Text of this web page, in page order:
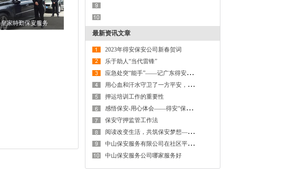
皇家特勤保安服务
最新资讯文章
2023年得安保安公司新春贺词
乐于助人“当代雷锋”
应
急处突“能手”——记广东得安保安公司中山分公司驻东区街道辅警队
用
心血和汗水守卫了一方平安，为居民撑起一把“保护伞”——记广东得安保安服务有限公司中山分公司驻东区社区保安班
押运培训工作的重要性
感
悟保安-用心体会——得安“保安生涯最难忘的一件事”有奖征文大赛作品鉴赏
保安守押监管工作法
阅
读改变生活，共筑保安梦想——广东得安保安系统读书月
中
山保安服务有限公司在社区平安建设发挥着助力者的重要作用
中山保安服务公司哪家服务好